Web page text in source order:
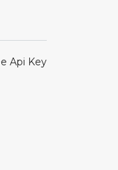
Api Key